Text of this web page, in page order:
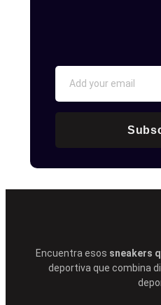
Encuentra esos sneakers
deportiva que combina